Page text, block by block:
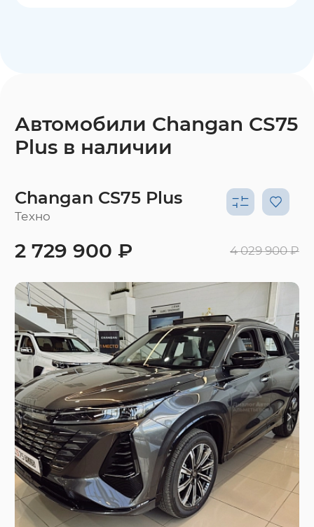
подсказывал по техническим
моментам.
Рекомендую
Автомобили Changan CS75
Plus в наличии
Changan CS75 Plus
Техно
2 729 900 ₽ 4 029 900 ₽